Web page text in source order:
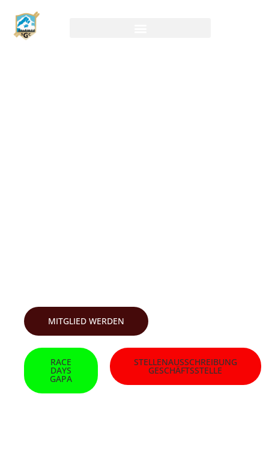
MITGLIED WERDEN
RACE
DAYS
GAPA
STELLENAUSSCHREIBUNG
GESCHÄFTSSTELLE